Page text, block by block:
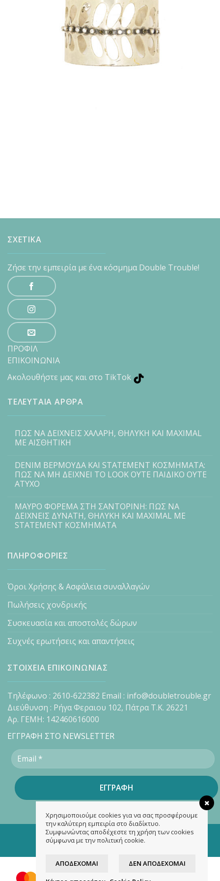
ΣΧΕΤΙΚΑ
Ζήσε την εμπειρία με ένα κόσμημα Double Trouble!
ΠΡΟΦΙΛ
ΕΠΙΚΟΙΝΩΝΙΑ
Ακολουθήστε μας και στο TikTok
ΤΕΛΕΥΤΑΙΑ ΑΡΘΡΑ
ΠΩΣ ΝΑ ΔΕΙΧΝΕΙΣ ΧΑΛΑΡΗ, ΘΗΛΥΚΗ ΚΑΙ MAXIMAL
ΜΕ ΑΙΣΘΗΤΙΚΗ
DENIM ΒΕΡΜΟΥΔΑ ΚΑΙ STATEMENT ΚΟΣΜΗΜΑΤΑ:
ΠΩΣ ΝΑ ΜΗ ΔΕΙΧΝΕΙ ΤΟ LOOK ΟΥΤΕ ΠΑΙΔΙΚΟ ΟΥΤΕ
ΑΤΥΧΟ
ΜΑΥΡΟ ΦΟΡΕΜΑ ΣΤΗ ΣΑΝΤΟΡΙΝΗ: ΠΩΣ ΝΑ
ΔΕΙΧΝΕΙΣ ΔΥΝΑΤΗ, ΘΗΛΥΚΗ ΚΑΙ MAXIMAL ΜΕ
STATEMENT ΚΟΣΜΗΜΑΤΑ
ΠΛΗΡΟΦΟΡΙΕΣ
Όροι Χρήσης & Ασφάλεια συναλλαγών
Πωλήσεις χονδρικής
Συσκευασία και αποστολές δώρων
Συχνές ερωτήσεις και απαντήσεις
ΣΤΟΙΧΕΙΑ ΕΠΙΚΟΙΝΩΝΙΑΣ
Τηλέφωνο : 2610-622382 Email : info@doubletrouble.gr
Διεύθυνση : Ρήγα Φεραιου 102, Πάτρα Τ.Κ. 26221
Αρ. ΓΕΜΗ: 142460616000
ΕΓΓΡΑΦΗ ΣΤΟ NEWSLETTER
Copyright 2026 ©doubletrouble.gr
Designed & developed by
Χρησιμοποιούμε cookies για να σας προσφέρουμε
την καλύτερη εμπειρία στο διαδίκτυο.
Συμφωνώντας αποδέχεστε τη χρήση των cookies
σύμφωνα με την πολιτική cookie.
ΑΠΟΔΈΧΟΜΑΙ ΔΕΝ ΑΠΟΔΈΧΟΜΑΙ